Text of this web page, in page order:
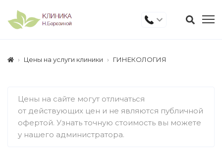
Цены на услуги клиники ГИНЕКОЛОГИЯ
Цены на сайте могут отличаться
от действующих цен и не являются публичной
офертой. Узнать точную стоимость вы можете
у нашего администратора.